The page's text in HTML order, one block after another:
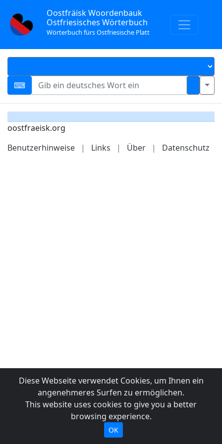
Oostfräisk Woordenbauk
Ostfriesisches Wörterbuch
Wörterbuch fürs Ostfriesische Platt
oostfraeisk.org
Benutzerhinweise
| Links | Über | Datenschutz
Diese Webseite verwendet Cookies, um Ihnen ein
angenehmeres Surfen zu ermöglichen.
This website uses cookies to give you a better
browsing experience.
OK